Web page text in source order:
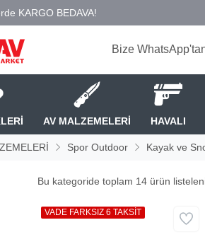
Bize
AV MALZEMELERİ HAVALI
Spor Outdoor Kayak ve
Bu kategoride toplam 14ürün
VADE FARKSIZ 6 TAKSİT